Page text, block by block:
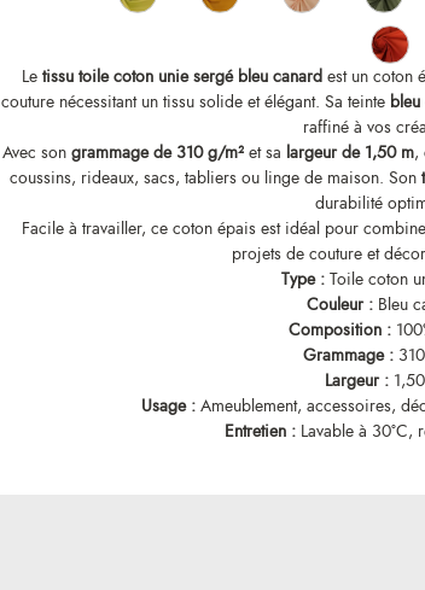
Le tissu toile coton unie sergé bleu canardest un coton
couture nécessitant un tissu solide et élégant. Sa teinte
raffiné à vos
Avec son grammage de 310 g/m²et sa largeur de 1,50 m,
coussins, rideaux, sacs, tabliers ou linge de maison. Son
durabilité
Facile à travailler, ce coton épais est idéal pour
projets de couture et
Type :Toile coton
Couleur :Bleu
Composition :
Grammage :
Largeur :
Usage : Ameublement, accessoires,
Entretien : Lavable à 30°C,